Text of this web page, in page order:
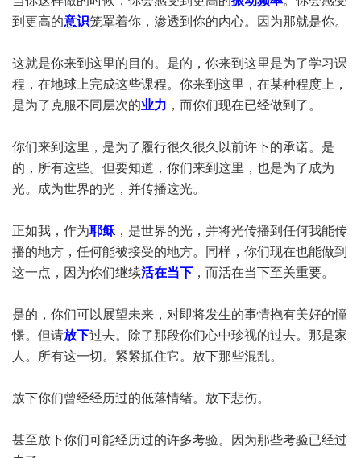
到更高的意识笼罩着你，渗透到你的内心。因为那就是你。
这就是你来到这里的目的。是的，你来到这里是为了学习课
程，在地球上完成这些课程。你来到这里，在某种程度上，
是为了克服不同层次的业力 ，而你们现在已经做到了。
你们来到这里，是为了履行很久很久以前许下的承诺。是
的，所有这些。但要知道，你们来到这里，也是为了成为
光。成为世界的光，并传播这光。
正如我，作为耶稣 ，是世界的光，并将光传播到任何我能传
播的地方，任何能被接受的地方。同样，你们现在也能做到
这一点，因为你们继续活在当下 ，而活在当下至关重要。
是的，你们可以展望未来，对即将发生的事情抱有美好的憧
憬。但请放下过去。除了那段你们心中珍视的过去。那是家
人。所有这一切。紧紧抓住它。放下那些混乱。
放下你们曾经经历过的低落情绪。放下悲伤。
甚至放下你们可能经历过的许多考验。因为那些考验已经过